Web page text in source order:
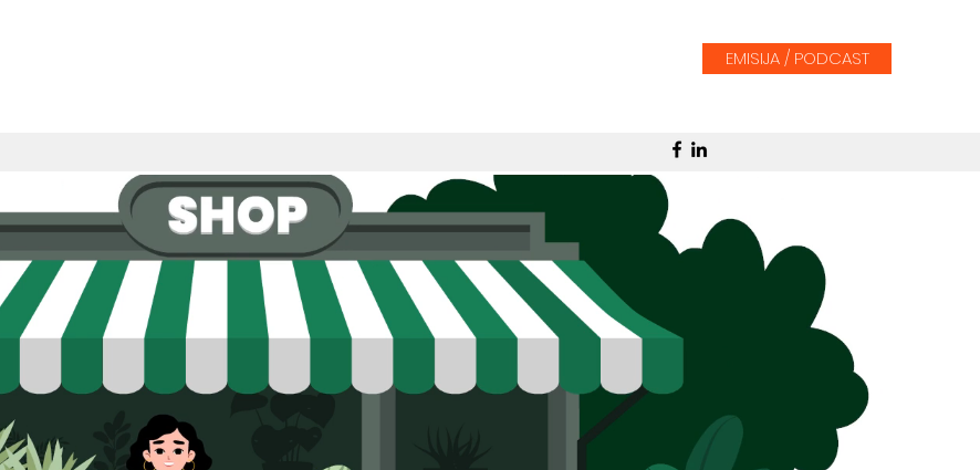
EMISIJA / PODCAST